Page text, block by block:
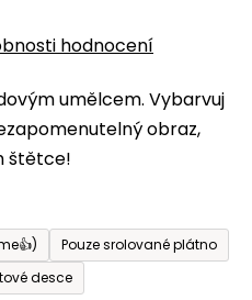
umělcem. Vybarvuj
obraz,
štětce!
Pouze srolované plátno
desce
hodnocení